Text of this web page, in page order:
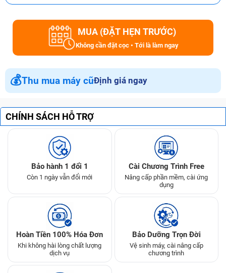
MUA (ĐẶT HẸN TRƯỚC)
Không cần đặt cọc • Tới là làm ngay
💰Thu mua máy cũĐịnh giá ngay
CHÍNH SÁCH HỖ TRỢ
Bảo hành 1 đổi 1
Còn 1 ngày vẫn đổi mới
Cài Chương Trình Free
Nâng cấp phần mềm, cài ứng
dụng
Hoàn Tiền 100% Hóa Đơn
Khi không hài lòng chất lượng
dịch vụ
Bảo Dưỡng Trọn Đời
Vệ sinh máy, cài nâng cấp
chương trình